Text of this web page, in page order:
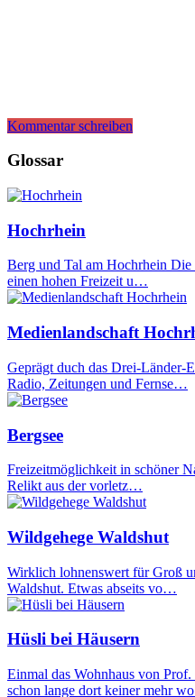
Kommentar schreiben
Glossar
Hochrhein
Berg und Tal am Hochrhein
einen hohen Freizeit u…
Medienlandschaft
Geprägt duch das Drei-Länder-
Radio, Zeitungen und Fernse…
Bergsee
Freizeitmöglichkeit in schöner
Relikt aus der vorletz…
Wildgehege Waldshut
Wirklich lohnenswert für Groß
Waldshut. Etwas abseits vo…
Hüsli bei Häusern
Einmal das Wohnhaus von
schon lange dort keiner mehr